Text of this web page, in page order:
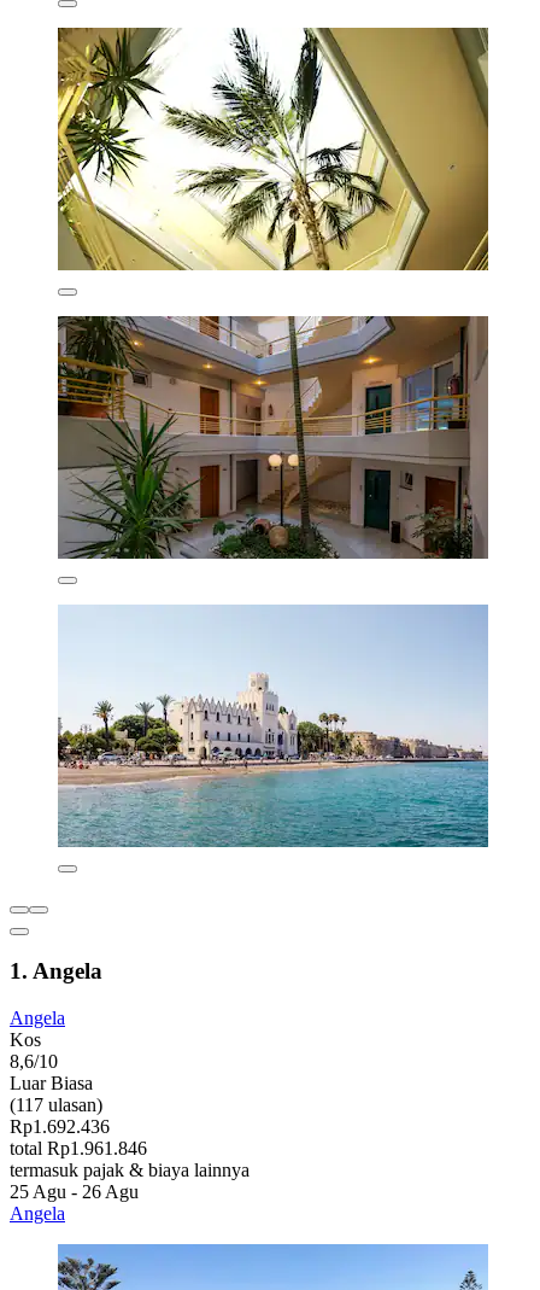
1. Angela
Angela
Kos
8,6/10
Luar Biasa
(117 ulasan)
Rp1.692.436
total Rp1.961.846
termasuk pajak & biaya lainnya
25 Agu - 26 Agu
Angela